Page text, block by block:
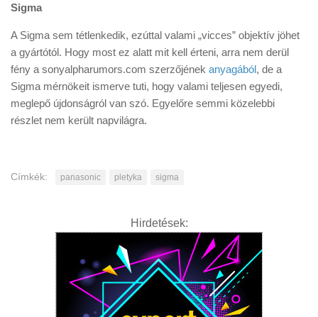
Sigma
A Sigma sem tétlenkedik, ezúttal valami „vicces” objektív jöhet
a gyártótól. Hogy most ez alatt mit kell érteni, arra nem derül
fény a sonyalpharumors.com szerzőjének anyagából, de a
Sigma mérnökeit ismerve tuti, hogy valami teljesen egyedi,
meglepő újdonságról van szó. Egyelőre semmi közelebbi
részlet nem került napvilágra.
Címkék: panasonic pletyka sigma
Hirdetések: